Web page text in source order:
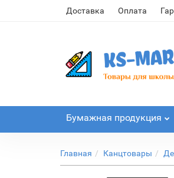
Доставка Оплата
Бумажная продукция
Главная Канцтовары